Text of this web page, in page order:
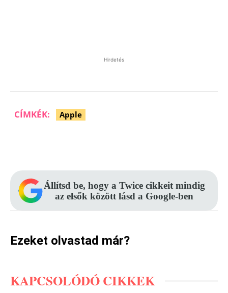
Hirdetés
CÍMKÉK: Apple
Állítsd be, hogy a Twice cikkeit mindig
az elsők között lásd a Google-ben
Ezeket olvastad már?
KAPCSOLÓDÓ CIKKEK